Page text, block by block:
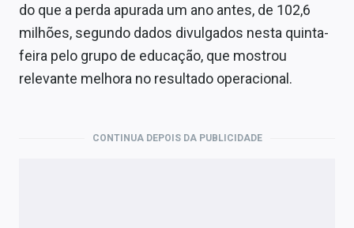
Economia
Empresas
do que a perda apurada um ano antes, de 102,6
milhões, segundo dados divulgados nesta quinta-
feira pelo grupo de educação, que mostrou
relevante melhora no resultado operacional.
CONTINUA DEPOIS DA PUBLICIDADE